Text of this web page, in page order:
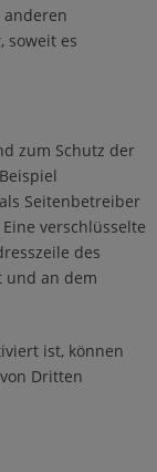
soweit es
zum Schutz der
Seitenbetreiber
verschlüsselte
des
und an dem
ist, können
Dritten